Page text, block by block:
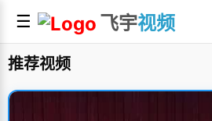
☰ 飞宇视频
推荐视频